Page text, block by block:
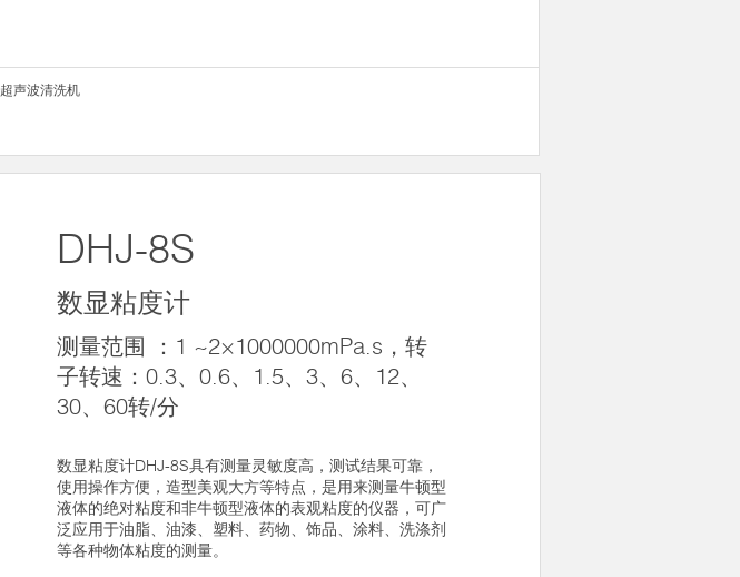
超声波清洗机
DHJ-8S
数显粘度计
测量范围 ：1 ~2×1000000mPa.s，转
子转速：0.3、0.6、1.5、3、6、12、
30、60转/分
数显粘度计DHJ-8S具有测量灵敏度高，测试结果可靠，
使用操作方便，造型美观大方等特点，是用来测量牛顿型
液体的绝对粘度和非牛顿型液体的表观粘度的仪器，可广
泛应用于油脂、油漆、塑料、药物、饰品、涂料、洗涤剂
等各种物体粘度的测量。